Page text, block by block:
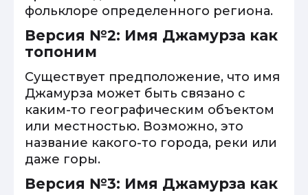
фольклоре определенного региона.
Версия №2: Имя Джамурза как
топоним
Существует предположение, что имя
Джамурза может быть связано с
каким-то географическим объектом
или местностью. Возможно, это
название какого-то города, реки или
даже горы.
Версия №3: Имя Джамурза как